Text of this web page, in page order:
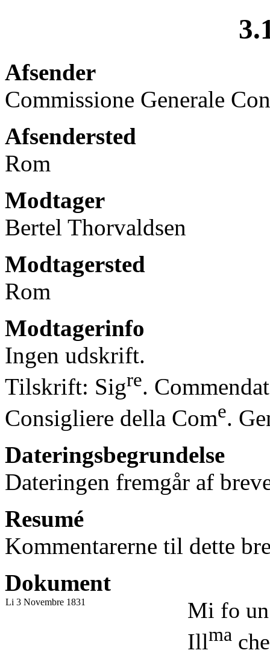
Afsender
Commissione Generale
Afsendersted
Rom
Modtager
Bertel Thorvaldsen
Modtagersted
Rom
Modtagerinfo
Ingen udskrift.
Tilskrift: Sigre.
Consigliere della Come.
Dateringsbegrundelse
Dateringen fremgår af
Resumé
Kommentarerne til dette
Dokument
Li 3 Novembre 1831
Mi fo un
Illma